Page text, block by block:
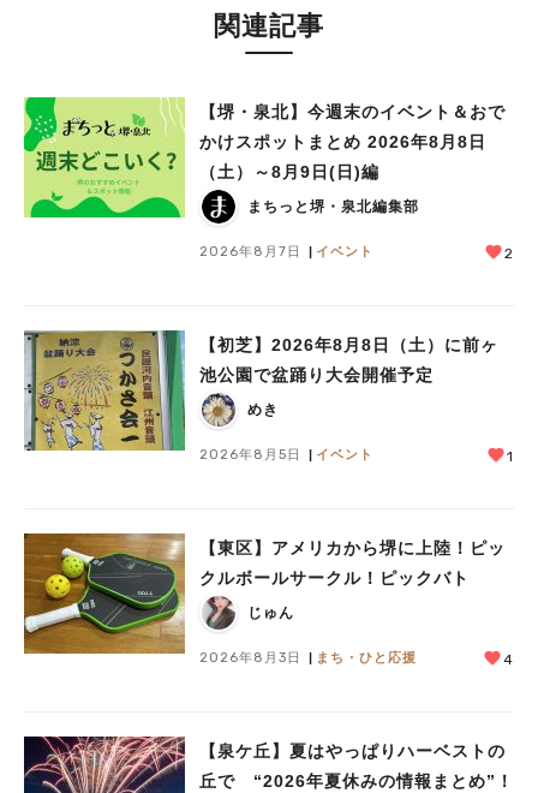
関連記事
【堺・泉北】今週末のイベント＆おで
かけスポットまとめ 2026年8月8日
（土）～8月9日(日)編
まちっと堺・泉北編集部
2026年8月7日 イベント 2
【初芝】2026年8月8日（土）に前ヶ
池公園で盆踊り大会開催予定
めき
2026年8月5日 イベント 1
【東区】アメリカから堺に上陸！ピッ
クルボールサークル！ピックバト
じゅん
2026年8月3日 まち・ひと応援 4
【泉ケ丘】夏はやっぱりハーベストの
丘で “2026年夏休みの情報まとめ”！